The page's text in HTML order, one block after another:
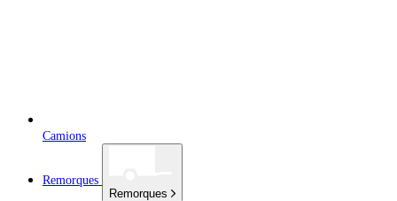
Camions
Remorques
Remorques